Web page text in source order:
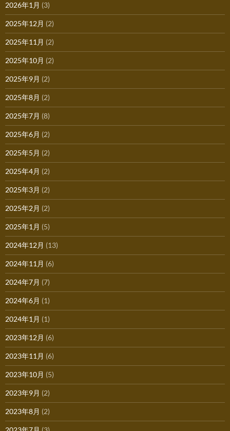
2026年1月 (3)
2025年12月 (2)
2025年11月 (2)
2025年10月 (2)
2025年9月 (2)
2025年8月 (2)
2025年7月 (8)
2025年6月 (2)
2025年5月 (2)
2025年4月 (2)
2025年3月 (2)
2025年2月 (2)
2025年1月 (5)
2024年12月 (13)
2024年11月 (6)
2024年7月 (7)
2024年6月 (1)
2024年1月 (1)
2023年12月 (6)
2023年11月 (6)
2023年10月 (5)
2023年9月 (2)
2023年8月 (2)